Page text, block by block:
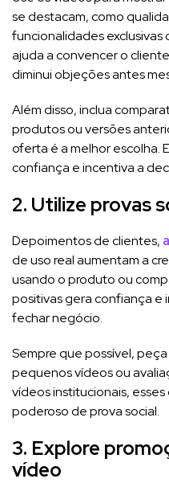
se destacam, como
funcionalidades exclusivas
ajuda a convencer o
diminui objeções antes
Além disso, inclua
produtos ou versões
oferta é a melhor escolha.
confiança e incentiva a
2. Utilize provas
Depoimentos de clientes,
de uso real aumentam a
usando o produto ou
positivas gera confiança e
fechar negócio.
Sempre que possível,
pequenos vídeos ou
vídeos institucionais,
poderoso de prova social.
3. Explore
vídeo